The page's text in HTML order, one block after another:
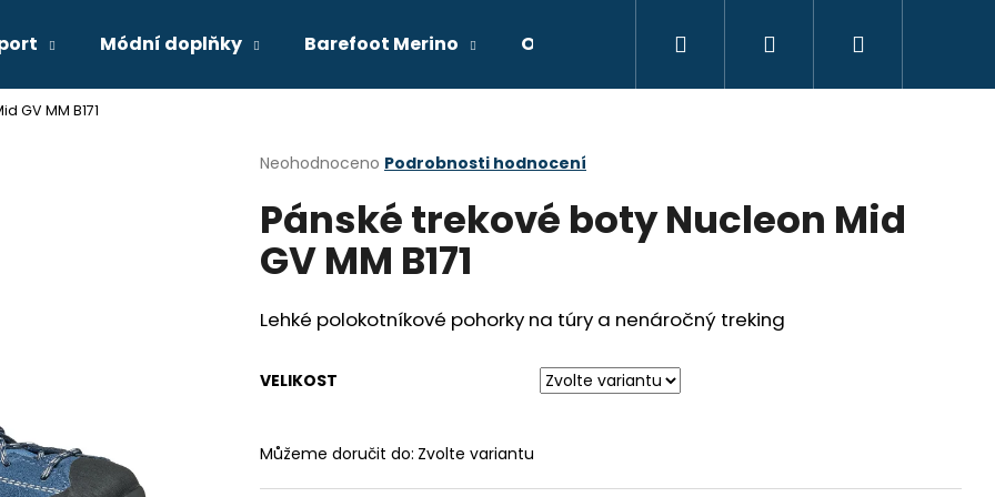
Módní doplňky Barefoot Merino Obchodní podmínky Kontakty
Přihlášení
GV MM B171
Průměrné
produktu
je
0,0
z
hvězdiček.
Neohodnoceno Podrobnosti hodnocení
Pánské trekové boty Nucleon Mid
GV MM B171
Lehké polokotníkové pohorky na túry a nenáročný treking
VELIKOST
Můžeme doručit do: Zvolte variantu
Co potřebujete najít?
HLEDAT